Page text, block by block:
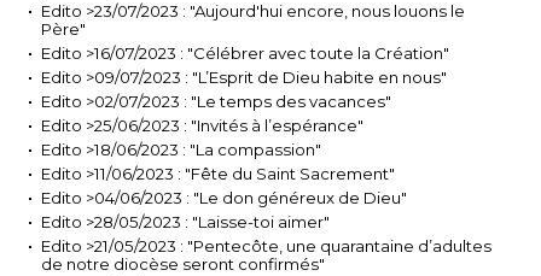
Edito >23/07/2023 : "Aujourd'hui encore, nous louons le
Père"
Edito >16/07/2023 : "Célébrer avec toute la Création"
Edito >09/07/2023 : "L’Esprit de Dieu habite en nous"
Edito >02/07/2023 : "Le temps des vacances"
Edito >25/06/2023 : "Invités à l’espérance"
Edito >18/06/2023 : "La compassion"
Edito >11/06/2023 : "Fête du Saint Sacrement"
Edito >04/06/2023 : "Le don généreux de Dieu"
Edito >28/05/2023 : "Laisse-toi aimer"
Edito >21/05/2023 : "Pentecôte, une quarantaine d’adultes
de notre diocèse seront confirmés"